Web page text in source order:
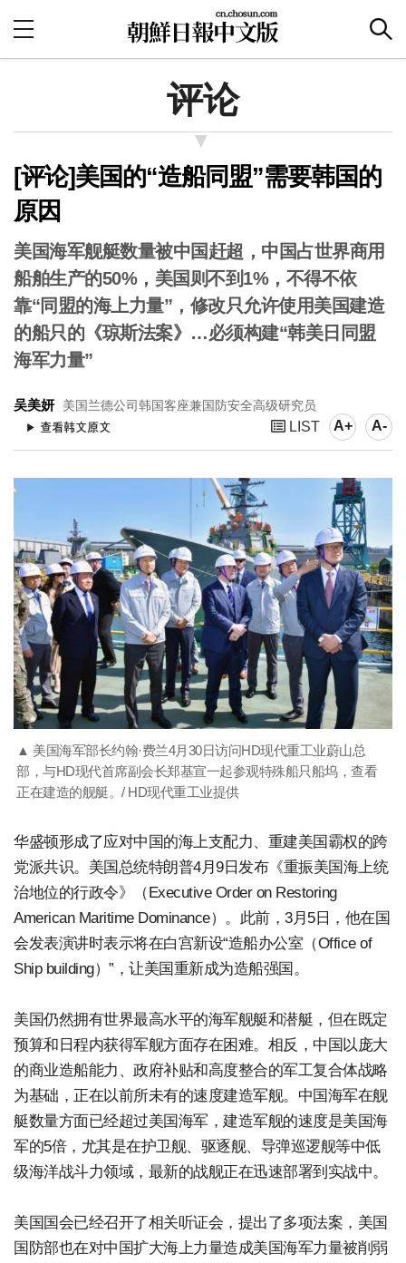
评论
[评论]美国的“造船同盟”需要韩国的
原因
美国海军舰艇数量被中国赶超，中国占世界商用
船舶生产的50%，美国则不到1%，不得不依
靠“同盟的海上力量”，修改只允许使用美国建造
的船只的《琼斯法案》…必须构建“韩美日同盟
海军力量”
吴美妍 美国兰德公司韩国客座兼国防安全高级研究员
LIST A+ A-
▲ 美国海军部长约翰·费兰4月30日访问HD现代重工业蔚山总
部，与HD现代首席副会长郑基宣一起参观特殊船只船坞，查看
正在建造的舰艇。/ HD现代重工业提供
华盛顿形成了应对中国的海上支配力、重建美国霸权的跨
党派共识。美国总统特朗普4月9日发布《重振美国海上统
治地位的行政令》（Executive Order on Restoring
American Maritime Dominance）。此前，3月5日，他在国
会发表演讲时表示将在白宫新设“造船办公室（Office of
Ship building）”，让美国重新成为造船强国。
美国仍然拥有世界最高水平的海军舰艇和潜艇，但在既定
预算和日程内获得军舰方面存在困难。相反，中国以庞大
的商业造船能力、政府补贴和高度整合的军工复合体战略
为基础，正在以前所未有的速度建造军舰。中国海军在舰
艇数量方面已经超过美国海军，建造军舰的速度是美国海
军的5倍，尤其是在护卫舰、驱逐舰、导弹巡逻舰等中低
级海洋战斗力领域，最新的战舰正在迅速部署到实战中。
美国国会已经召开了相关听证会，提出了多项法案，美国
国防部也在对中国扩大海上力量造成美国海军力量被削弱